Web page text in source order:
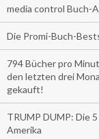
media control Buch-
Die Promi-Buch-
794 Bücher pro
den letzten drei
gekauft!
TRUMP DUMP: Die
Amerika